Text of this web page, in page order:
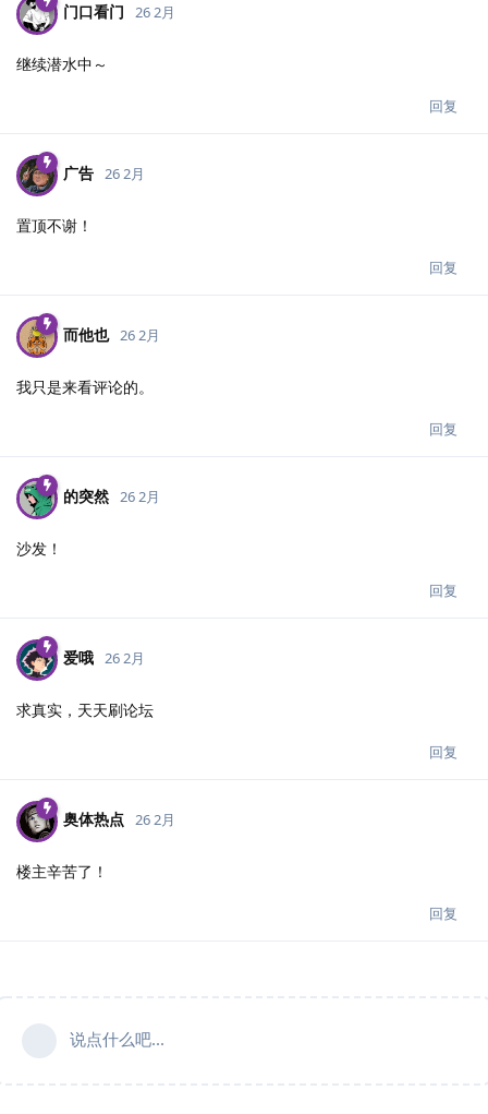
门口看门 26 2月
继续潜水中～
回复
广告 26 2月
置顶不谢！
回复
而他也 26 2月
我只是来看评论的。
回复
的突然 26 2月
沙发！
回复
爱哦 26 2月
求真实，天天刷论坛
回复
奥体热点 26 2月
楼主辛苦了！
回复
说点什么吧...